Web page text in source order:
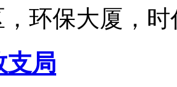
，环保大厦，
支局